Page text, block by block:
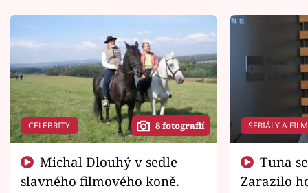
CELEBRITY 8 fotografií
slavného filmového koně.
SERIÁLY A
Zarazilo